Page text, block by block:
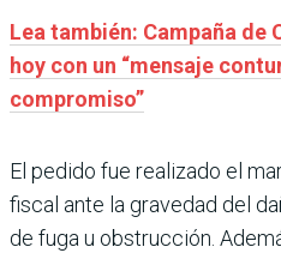
Lea también: Campaña de
hoy con un “mensaje
compromiso”
El pedido fue realizado el
fiscal ante la gravedad del
de fuga u obstrucción.